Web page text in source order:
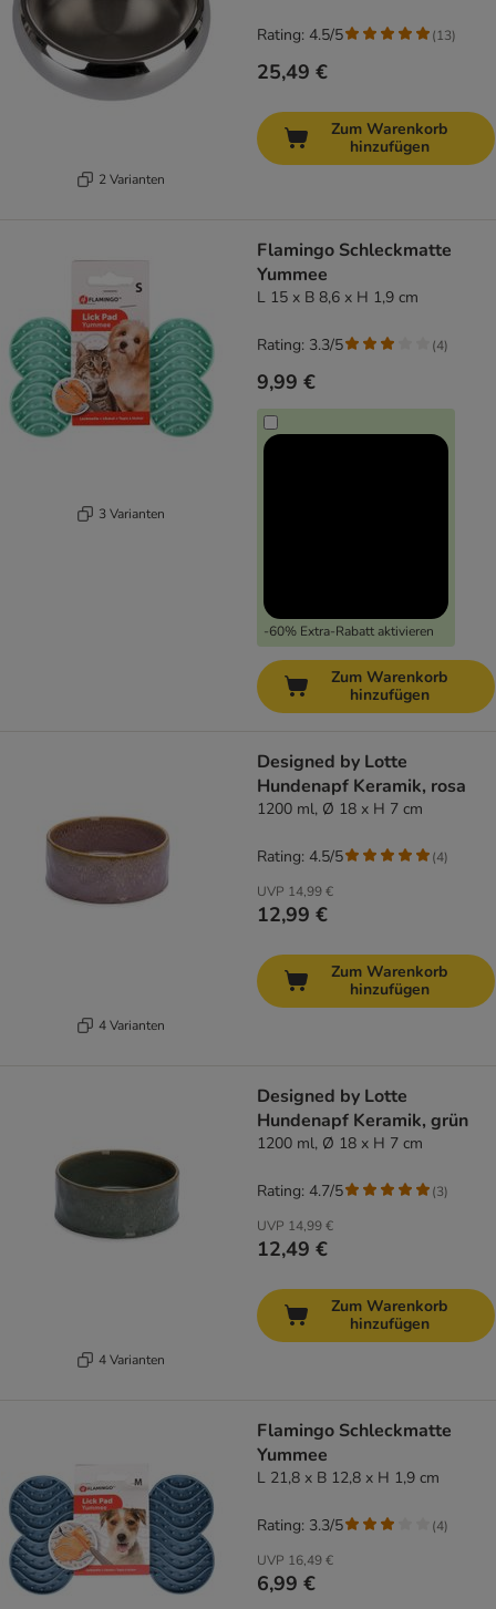
2 Varianten
25,49 €
Rating: 4.5/5 (13)
Zum Warenkorb
hinzufügen
3 Varianten
Flamingo Schleckmatte
Yummee
L 15 x B 8,6 x H 1,9 cm
9,99 €
-60% Extra-Rabatt aktivieren
Rating: 3.3/5 (4)
Zum Warenkorb
hinzufügen
4 Varianten
Designed by Lotte
Hundenapf Keramik, rosa
1200 ml, Ø 18 x H 7 cm
UVP 14,99 €
12,99 €
Rating: 4.5/5 (4)
Zum Warenkorb
hinzufügen
4 Varianten
Designed by Lotte
Hundenapf Keramik, grün
1200 ml, Ø 18 x H 7 cm
UVP 14,99 €
12,49 €
Rating: 4.7/5 (3)
Zum Warenkorb
hinzufügen
Flamingo Schleckmatte
Yummee
L 21,8 x B 12,8 x H 1,9 cm
UVP 16,49 €
6,99 €
Rating: 3.3/5 (4)